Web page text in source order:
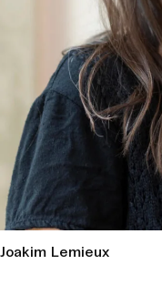
Joakim Lemieux